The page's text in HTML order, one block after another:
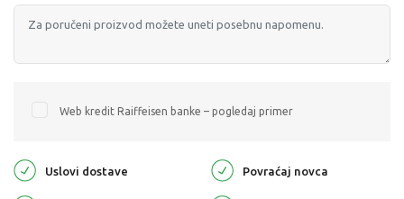
Web kredit Raiffeisen banke – pogledaj primer
Uslovi dostave Povraćaj novca